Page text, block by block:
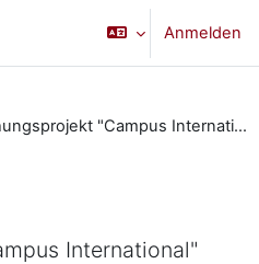
Anmelden
Forschungsprojekt "Campus International" 2019"
International"